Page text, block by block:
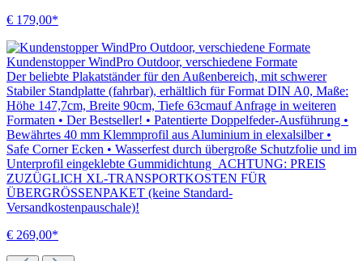
€ 179,00*
Kundenstopper WindPro Outdoor, verschiedene Formate
Der beliebte Plakatständer für den Außenbereich, mit schwerer
Stabiler Standplatte (fahrbar), erhältlich für Format DIN A0, Maße:
Höhe 147,7cm, Breite 90cm, Tiefe 63cmauf Anfrage in weiteren
Formaten • Der Bestseller! • Patentierte Doppelfeder-Ausführung •
Bewährtes 40 mm Klemmprofil aus Aluminium in elexalsilber •
Safe Corner Ecken • Wasserfest durch übergroße Schutzfolie und im
Unterprofil eingeklebte Gummidichtung ACHTUNG: PREIS
ZUZÜGLICH XL-TRANSPORTKOSTEN FÜR
ÜBERGRÖSSENPAKET (keine Standard-
Versandkostenpauschale)!
€ 269,00*